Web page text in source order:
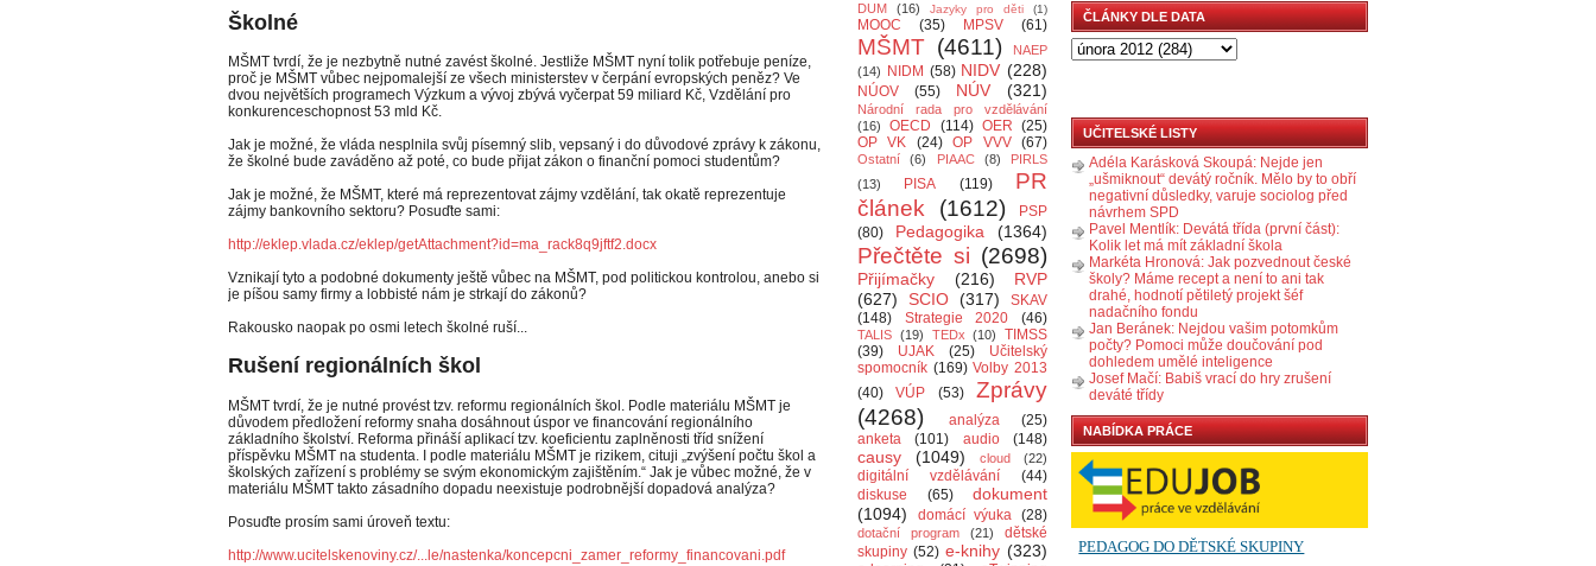
Školné
MŠMT tvrdí, že je nezbytně nutné zavést školné. Jestliže MŠMT nyní tolik potřebuje peníze,
proč je MŠMT vůbec nejpomalejší ze všech ministerstev v čerpání evropských peněz? Ve
dvou největších programech Výzkum a vývoj zbývá vyčerpat 59 miliard Kč, Vzdělání pro
konkurenceschopnost 53 mld Kč.
Jak je možné, že vláda nesplnila svůj písemný slib, vepsaný i do důvodové zprávy k zákonu,
že školné bude zaváděno až poté, co bude přijat zákon o finanční pomoci studentům?
Jak je možné, že MŠMT, které má reprezentovat zájmy vzdělání, tak okatě reprezentuje
zájmy bankovního sektoru? Posuďte sami:
http://eklep.vlada.cz/eklep/getAttachment?id=ma_rack8q9jftf2.docx
Vznikají tyto a podobné dokumenty ještě vůbec na MŠMT, pod politickou kontrolou, anebo si
je píšou samy firmy a lobbisté nám je strkají do zákonů?
Rakousko naopak po osmi letech školné ruší...
Rušení regionálních škol
MŠMT tvrdí, že je nutné provést tzv. reformu regionálních škol. Podle materiálu MŠMT je
důvodem předložení reformy snaha dosáhnout úspor ve financování regionálního
základního školství. Reforma přináší aplikací tzv. koeficientu zaplněnosti tříd snížení
příspěvku MŠMT na studenta. I podle materiálu MŠMT je rizikem, cituji „zvýšení počtu škol a
školských zařízení s problémy se svým ekonomickým zajištěním.“ Jak je vůbec možné, že v
materiálu MŠMT takto zásadního dopadu neexistuje podrobnější dopadová analýza?
Posuďte prosím sami úroveň textu:
http://www.ucitelskenoviny.cz/...le/nastenka/koncepcni_zamer_reformy_financovani.pdf
DUM
(16) Jazyky pro děti (1)
MOOC (35) MPSV (61)
MŠMT (4611)
NAEP
(14)
NIDM (58) NIDV (228)
NÚOV (55) NÚV (321)
Národní rada pro vzdělávání
(16)
OECD (114) OER (25)
OP VK
(24) OP VVV (67)
Ostatní (6) PIAAC (8)
PIRLS
(13)
PISA (119)
PR
článek
(1612)
PSP
(80)
Pedagogika (1364)
Přečtěte si (2698)
Přijímačky (216)
RVP
(627)
SCIO (317)
SKAV
(148)
Strategie 2020 (46)
TALIS (19) TEDx (10)
TIMSS
(39)
UJAK (25)
Učitelský
spomocník (169) Volby 2013
(40)
VÚP (53)
Zprávy
(4268)
analýza
(25)
anketa
(101) audio (148)
causy (1049) cloud (22)
digitální vzdělávání
(44)
diskuse
(65)
dokument
(1094)
domácí výuka (28)
dotační program (21)
dětské
skupiny (52) e-knihy (323)
ČLÁNKY DLE DATA
UČITELSKÉ LISTY
Adéla Karásková Skoupá: Nejde jen
„ušmiknout“ devátý ročník. Mělo by to obří
negativní důsledky, varuje sociolog před
návrhem SPD
Pavel Mentlík: Devátá třída (první část):
Kolik let má mít základní škola
Markéta Hronová: Jak pozvednout české
školy? Máme recept a není to ani tak
drahé, hodnotí pětiletý projekt šéf
nadačního fondu
Jan Beránek: Nejdou vašim potomkům
počty? Pomoci může doučování pod
dohledem umělé inteligence
Josef Mačí: Babiš vrací do hry zrušení
deváté třídy
NABÍDKA PRÁCE